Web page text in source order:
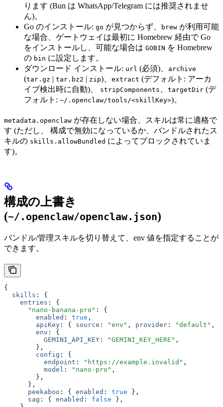
ります (Bun は WhatsApp/Telegram には推奨されませ
ん)。
Go のインストール: go が見つからず、 brew が利用可能
な場合、ゲートウェイは最初に Homebrew 経由で Go
をインストールし、可能な場合は GOBIN を Homebrew
の bin に設定します。
ダウンロード インストール: url (必須)、 archive
(tar.gz | tar.bz2 | zip)、 extract (デフォルト: アーカ
イブ検出時に自動)、
stripComponents targetDir (デ
フォルト: ~/.openclaw/tools/<skillKey>)。
metadata.openclaw が存在しない場合、スキルは常に適格で
す (ただし、 構成で無効になっているか、バンドルされたス
キルの skills.allowBundled によってブロックされていま
す)。
構成の上書き
(~/.openclaw/openclaw.json)
バンドル/管理スキルを切り替えて、env 値を指定することが
できます。
{
  skills
:
{
    entries
:
{
      "nano-banana-pro"
:
{
        enabled
: true ,
        apiKey
: { source : "env" , provider : "default" ,
        env
:
{
          GEMINI_API_KEY
: "GEMINI_KEY_HERE" ,
        }
,
        config
:
{
          endpoint
: "https://example.invalid" ,
          model
: "nano-pro" ,
        }
,
      }
,
      peekaboo
: { enabled : true } ,
      sag
: { enabled : false } ,